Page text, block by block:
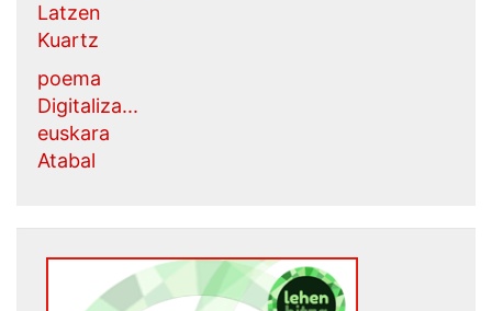
Latzen
Kuartz
poema
Digitaliza...
euskara
Atabal